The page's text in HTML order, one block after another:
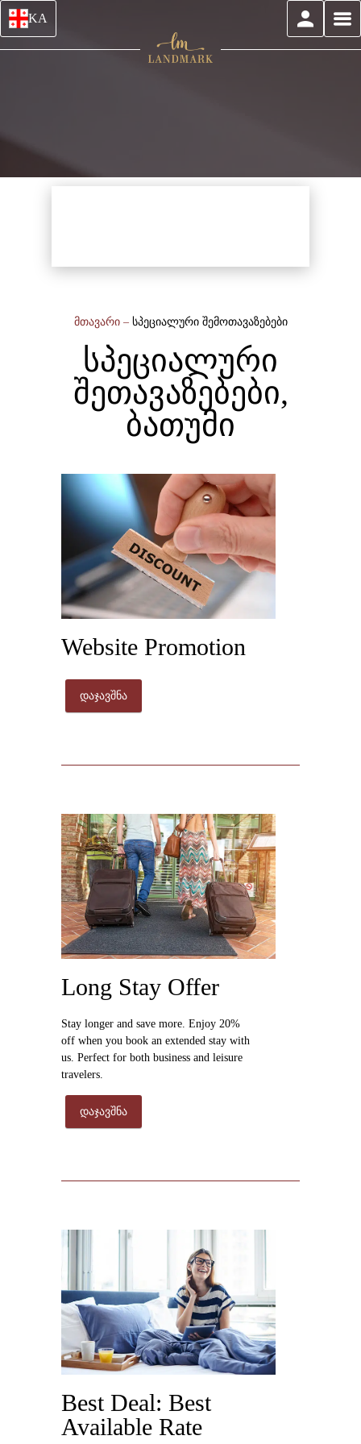
KA
მთავარი – სპეციალური შემოთავაზებები
სპეციალური
შეთავაზებები,
ბათუმი
Website Promotion
დაჯავშნა
Long Stay Offer
Stay longer and save more. Enjoy 20%
off when you book an extended stay with
us. Perfect for both business and leisure
travelers.
დაჯავშნა
Best Deal: Best
Available Rate